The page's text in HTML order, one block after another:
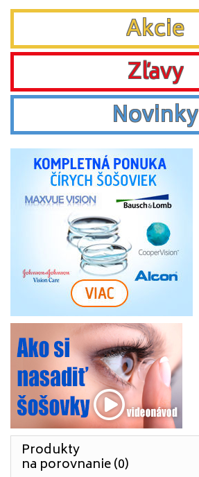
Akcie
Zľavy
Novinky
Produkty
na porovnanie (0)